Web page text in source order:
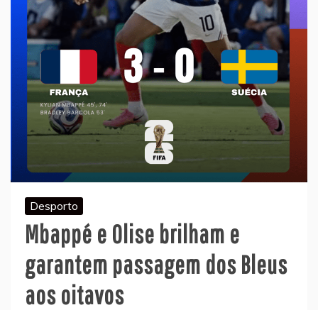
Desporto
Mbappé e Olise brilham e
garantem passagem dos Bleus
aos oitavos